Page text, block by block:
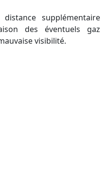
supplémentaire
des éventuels gaz
visibilité.